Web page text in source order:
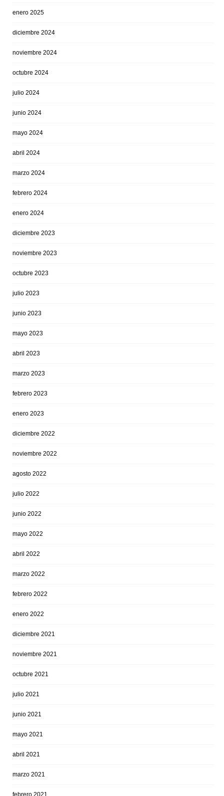
enero 2025
diciembre 2024
noviembre 2024
octubre 2024
julio 2024
junio 2024
mayo 2024
abril 2024
marzo 2024
febrero 2024
enero 2024
diciembre 2023
noviembre 2023
octubre 2023
julio 2023
junio 2023
mayo 2023
abril 2023
marzo 2023
febrero 2023
enero 2023
diciembre 2022
noviembre 2022
agosto 2022
julio 2022
junio 2022
mayo 2022
abril 2022
marzo 2022
febrero 2022
enero 2022
diciembre 2021
noviembre 2021
octubre 2021
julio 2021
junio 2021
mayo 2021
abril 2021
marzo 2021
febrero 2021